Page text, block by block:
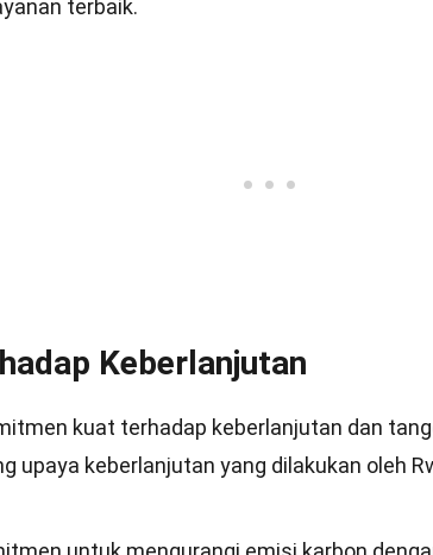
terbaik.
Keberlanjutan
kuat terhadap keberlanjutan dan
upaya keberlanjutan yang dilakukan oleh